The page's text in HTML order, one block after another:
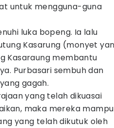
untuk mengguna-guna
luka bopeng. Ia lalu
Kasarung (monyet
Kasaraung membantu
Purbasari sembuh dan
gagah.
yang telah dikuasai
maka mereka mampu
yang telah dikutuk oleh